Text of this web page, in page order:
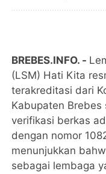
BREBES.INFO. -
(LSM) Hati Kita
terakreditasi dari
Kabupaten Brebes
verifikasi berkas
dengan nomor
menunjukkan
sebagai lembaga